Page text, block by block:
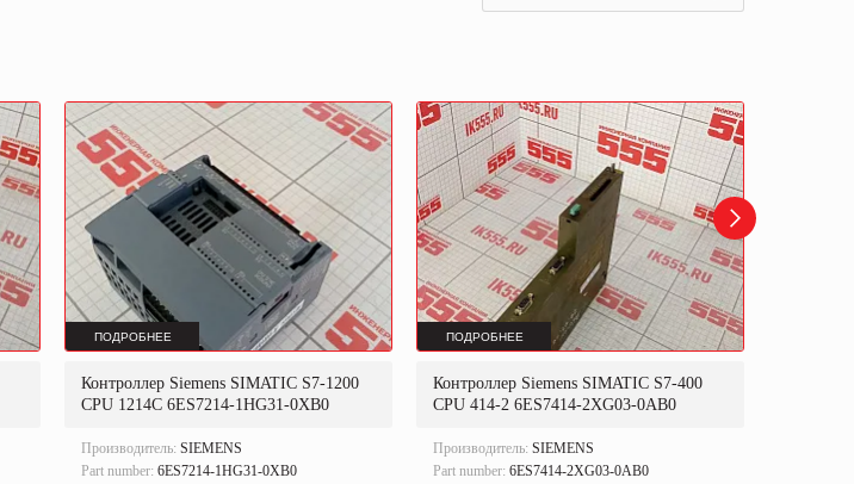
ПОДРОБНЕЕ
Контроллер Siemens SIMATIC S7-1200
CPU 1214C 6ES7214-1HG31-0XB0
Производитель: SIEMENS
Part number: 6ES7214-1HG31-0XB0
ПОДРОБНЕЕ
Контроллер Siemens SIMATIC S7-400
CPU 414-2 6ES7414-2XG03-0AB0
Производитель: SIEMENS
Part number: 6ES7414-2XG03-0AB0